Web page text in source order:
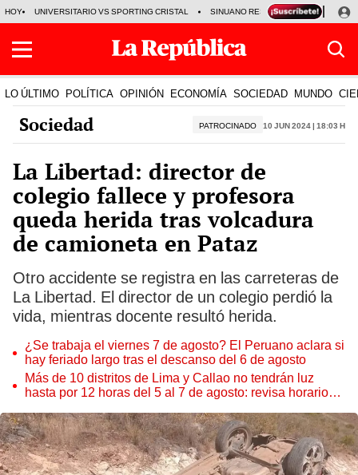
HOY UNIVERSITARIO VS SPORTING CRISTAL SINUANO RESULTADOS HOY
LO ÚLTIMO POLÍTICA OPINIÓN ECONOMÍA SOCIEDAD MUNDO
Sociedad PATROCINADO 10 Jun 2024 | 18:03 h
La Libertad: director de
colegio fallece y profesora
queda herida tras volcadura
de camioneta en Pataz
Otro accidente se registra en las carreteras de
La Libertad. El director de un colegio perdió la
vida, mientras docente resultó herida.
¿Se trabaja el viernes 7 de agosto? El Peruano aclara si
hay feriado largo tras el descanso del 6 de agosto
Más de 10 distritos de Lima y Callao no tendrán luz
hasta por 12 horas del 5 al 7 de agosto: revisa horarios y